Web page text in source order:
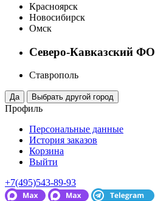
Красноярск
Новосибирск
Омск
Северо-Кавказский ФО
Ставрополь
Профиль
Персональные данные
История заказов
Корзина
Выйти
+7(495)543-89-93